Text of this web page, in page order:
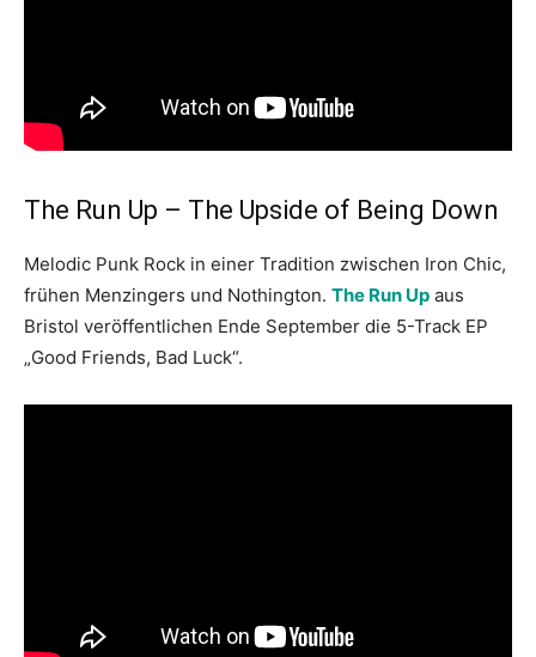
The Run Up – The Upside of Being Down
Melodic Punk Rock in einer Tradition zwischen Iron Chic,
frühen Menzingers und Nothington. The Run Up aus
Bristol veröffentlichen Ende September die 5-Track EP
„Good Friends, Bad Luck“.